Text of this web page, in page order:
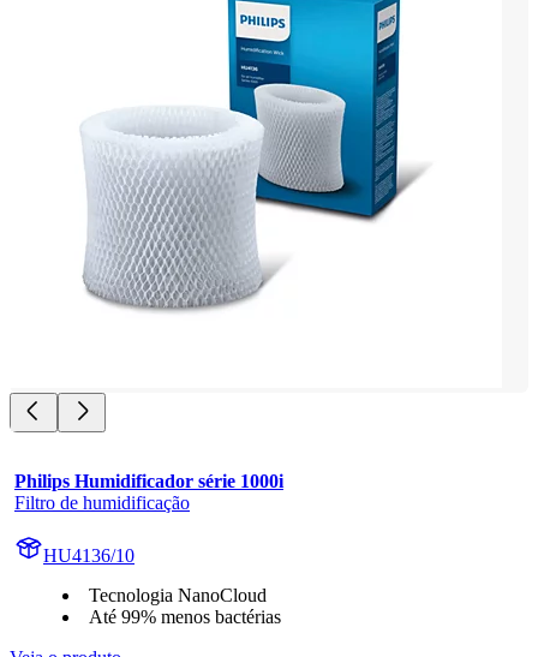
Philips Humidificador série 1000i
Filtro de humidificação
HU4136/10
Tecnologia NanoCloud
Até 99% menos bactérias